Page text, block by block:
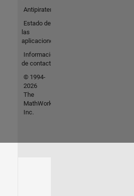
Antipiratería
Estado de
las
aplicaciones
Información
de contacto
© 1994-
2026
The
MathWorks,
Inc.